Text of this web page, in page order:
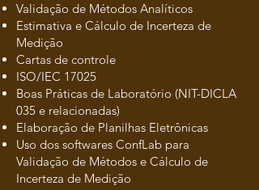
Validação de Métodos Analíticos
Estimativa e Cálculo de Incerteza de
Medição
Cartas de controle
ISO/IEC 17025
Boas Práticas de Laboratório (NIT-DICLA
035 e relacionadas)
Elaboração de Planilhas Eletrônicas
Uso dos softwares ConfLab para
Validação de Métodos e Cálculo de
Incerteza de Medição